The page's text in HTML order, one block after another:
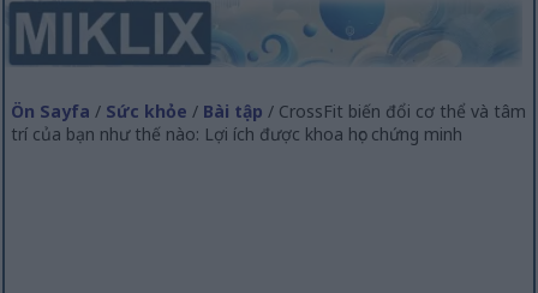
Ön Sayfa / Sức khỏe / Bài tập / CrossFit biến đổi cơ thể và tâm
trí của bạn như thế nào: Lợi ích được khoa học chứng minh